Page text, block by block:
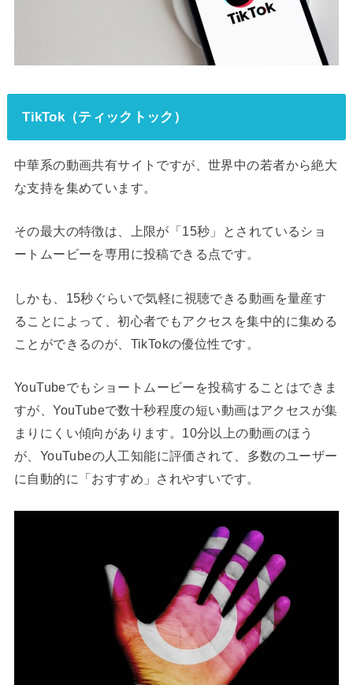
TikTok（ティックトック）
中華系の動画共有サイトですが、世界中の若者から絶大
な支持を集めています。
その最大の特徴は、上限が「15秒」とされているショ
ートムービーを専用に投稿できる点です。
しかも、15秒ぐらいで気軽に視聴できる動画を量産す
ることによって、初心者でもアクセスを集中的に集める
ことができるのが、TikTokの優位性です。
YouTubeでもショートムービーを投稿することはできま
すが、YouTubeで数十秒程度の短い動画はアクセスが集
まりにくい傾向があります。10分以上の動画のほう
が、YouTubeの人工知能に評価されて、多数のユーザー
に自動的に「おすすめ」されやすいです。